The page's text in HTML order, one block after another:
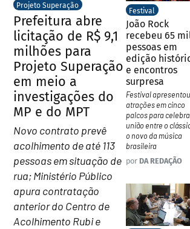
Projeto Superação
Prefeitura abre
licitação de R$ 9,1
milhões para
Projeto Superação
em meio a
investigações do
MP e do MPT
Novo contrato prevê
acolhimento de até 113
pessoas em situação de
rua; Ministério Público
apura contratação
anterior do Centro de
Acolhimento Rubi e
Festival
João Rock
recebeu 65
pessoas em
edição
e encontros
surpresa
Festival
atrações em cinco
palcos para
união entre o
o novo da música
brasileira
por DA REDAÇÃO